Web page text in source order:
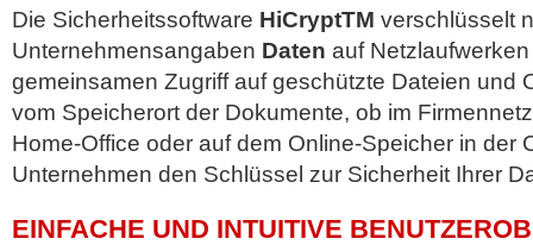
Die Sicherheitssoftware HiCryptTM verschlüsselt
Unternehmensangaben Daten auf
gemeinsamen Zugriff auf geschützte Dateien und
vom Speicherort der Dokumente, ob im
Home-Office oder auf dem Online-Speicher in der
Unternehmen den Schlüssel zur Sicherheit Ihrer
EINFACHE UND INTUITIVE